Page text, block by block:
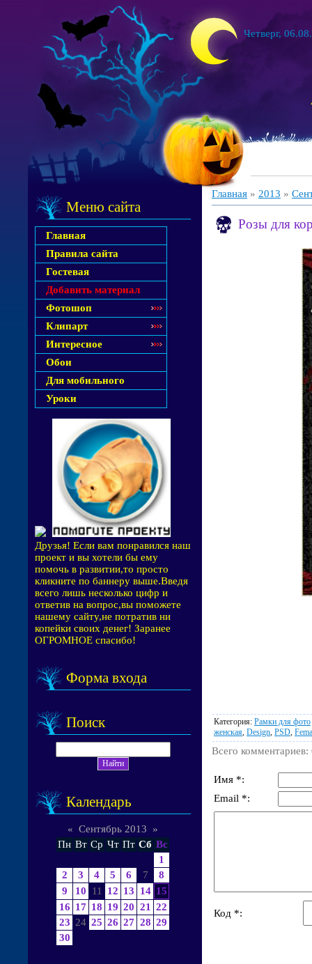
Четверг,
Меню сайта
Главная
Правила сайта
Гостевая
Добавить материал
Фотошоп
Клипарт
Интересное
Обои
Для мобильного
Уроки
Друзья! Если вам понравился наш
проект и вы хотели бы ему
помочь в развитии,то просто
кликните по баннеру выше.Введя
всего лишь несколько цифр и
ответив на вопрос,вы поможете
нашему сайту,не потратив ни
копейки своих денег! Заранее
ОГРОМНОЕ спасибо!
Форма входа
Поиск
Календарь
« Сентябрь 2013
»
Пн Вт Ср Чт Пт Сб Вс
1
2
3 4 5 6 7
8
9
10 11 12 13 14 15
16 17 18 19 20 21
22
23 24 25 26 27 28 29
30
Главная » 2013 »
Розы для
Категория: Рамки для фото
женская Design PSD
Всего комментариев:
Имя *:
Email *:
Код *: